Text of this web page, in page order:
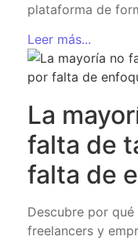
plataforma de
Leer más...
La
falta de
falta de
Descubre por
freelancers y